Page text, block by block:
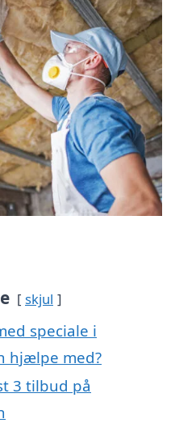
skjul
speciale i
hjælpe med?
3 tilbud på